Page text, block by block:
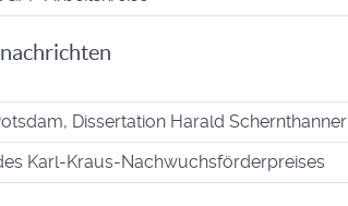
Dissertation Harald Schernthanner
Karl-Kraus-Nachwuchsförderpreises